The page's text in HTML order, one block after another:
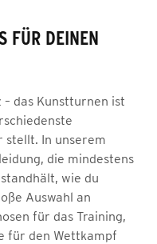
FÜR DEINEN
das Kunstturnen ist
stellt. In unserem
die mindestens
wie du
Auswahl an
für das Training,
für den Wettkampf